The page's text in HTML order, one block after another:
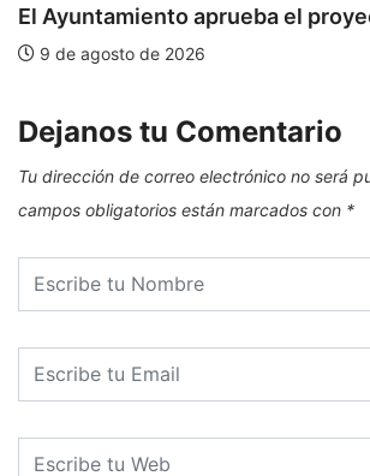
El Ayuntamiento aprueba el
9 de agosto de 2026
Dejanos tu Comentario
Tu dirección de correo electrónico no será
campos obligatorios están marcados con *